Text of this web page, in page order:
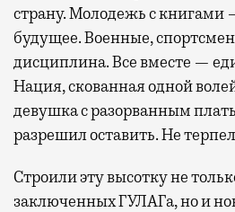
страну. Молодежь с книгами
будущее. Военные,
дисциплина. Все вместе —
Нация, скованная одной
девушка с разорванным
разрешил оставить. Не
Строили эту высотку не
заключенных ГУЛАГа, но и